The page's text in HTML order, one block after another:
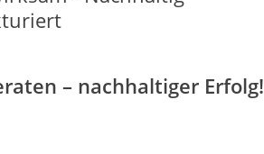
– nachhaltiger Erfolg!